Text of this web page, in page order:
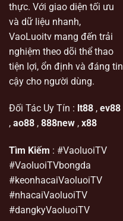
thực. Với giao diện tối ưu
và dữ liệu nhanh,
VaoLuoitv mang đến trải
nghiệm theo dõi thể thao
tiện lợi, ổn định và đáng tin
cậy cho người dùng.
Đối Tác Uy Tín : lt88 , ev88
, ao88 , 888new , x88
Tìm Kiếm : #VaoluoiTV
#VaoluoiTVbongda
#keonhacaiVaoluoiTV
#nhacaiVaoluoiTV
#dangkyVaoluoiTV